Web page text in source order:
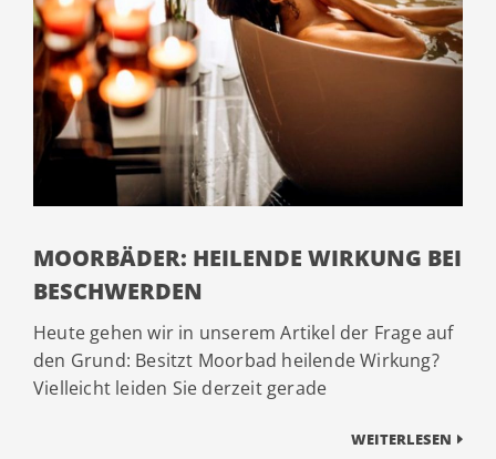
MOORBÄDER: HEILENDE WIRKUNG BEI
BESCHWERDEN
Heute gehen wir in unserem Artikel der Frage auf
den Grund: Besitzt Moorbad heilende Wirkung?
Vielleicht leiden Sie derzeit gerade
WEITERLESEN